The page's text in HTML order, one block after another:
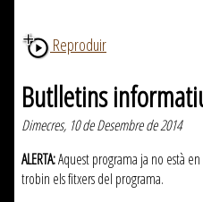
Reproduir
Butlletins
Dimecres, 10 de Desembre de 2014
ALERTA:Aquest programa ja no està
trobin els fitxers del programa.